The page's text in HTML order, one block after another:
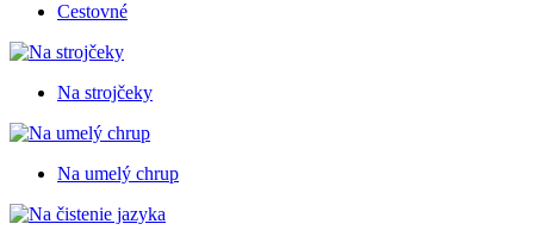
Cestovné
Na strojčeky
Na umelý chrup